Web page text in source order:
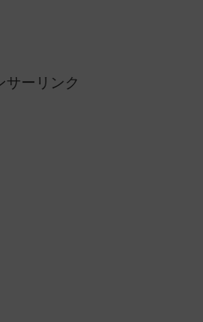
サーリンク